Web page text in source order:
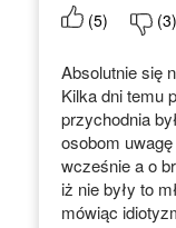
(5) (3)
Absolutnie się
Kilka dni temu
przychodnia
osobom
wcześnie a o
iż nie były to
mówiąc